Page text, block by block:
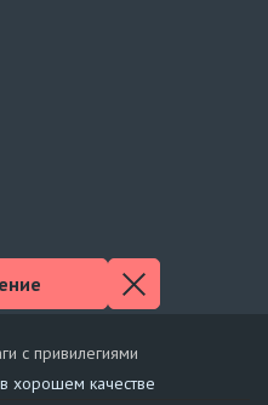
с привилегиями
хорошем качестве